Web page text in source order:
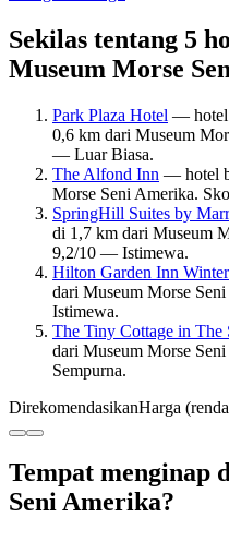
Sekilas tentang 5
Museum Morse
Park Plaza Hotel — hotel
0,6 km dari Museum
— Luar Biasa.
The Alfond Inn — hotel
Morse Seni Amerika.
SpringHill Suites by
di 1,7 km dari Museum
9,2/10 — Istimewa.
Hilton Garden Inn
dari Museum Morse
Istimewa.
The Tiny Cottage in The
dari Museum Morse
Sempurna.
DirekomendasikanHarga
Tempat menginap
Seni Amerika?